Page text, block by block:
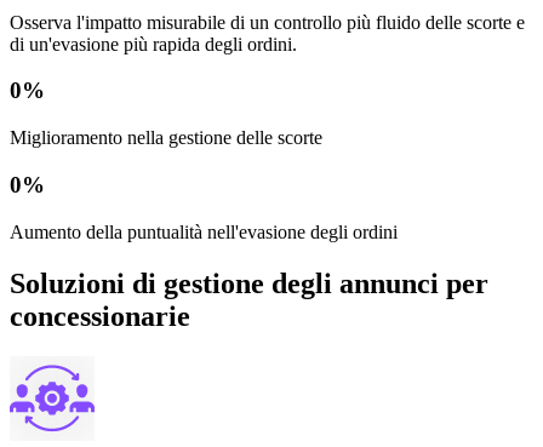
Osserva l'impatto misurabile di un controllo più fluido delle scorte e
di un'evasione più rapida degli ordini.
0%
Miglioramento nella gestione delle scorte
0%
Aumento della puntualità nell'evasione degli ordini
Soluzioni di gestione degli annunci per
concessionarie